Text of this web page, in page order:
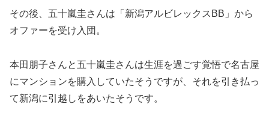
その後、五十嵐圭さんは「新潟アルビレックスBB」から
オファーを受け入団。
本田朋子さんと五十嵐圭さんは生涯を過ごす覚悟で名古屋
にマンションを購入していたそうですが、それを引き払っ
て新潟に引越しをあいたそうです。